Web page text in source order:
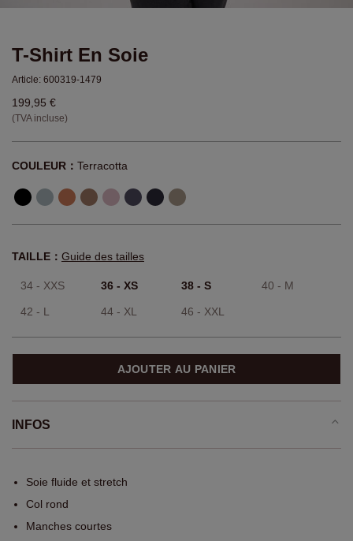
T-Shirt En Soie
Article: 600319-1479
199,95 €
(TVA incluse)
COULEUR： Terracotta
TAILLE： Guide des tailles
34 - XXS 36 - XS 38 - S 40 - M
42 - L 44 - XL 46 - XXL
AJOUTER AU PANIER
INFOS
Soie fluide et stretch
Col rond
Manches courtes